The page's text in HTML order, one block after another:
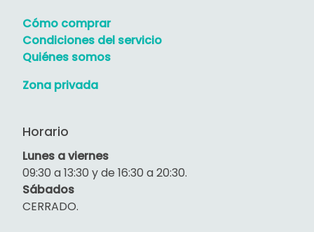
Cómo comprar
Condiciones del servicio
Quiénes somos
Zona privada
Horario
Lunes a viernes
09:30 a 13:30 y de 16:30 a 20:30.
Sábados
CERRADO.